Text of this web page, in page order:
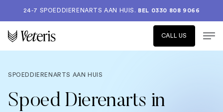
24-7 SPOEDDIERENARTS AAN HUIS. BEL 0330 808 9066
CALL US
SPOEDDIERENARTS AAN HUIS
Spoed Dierenarts in